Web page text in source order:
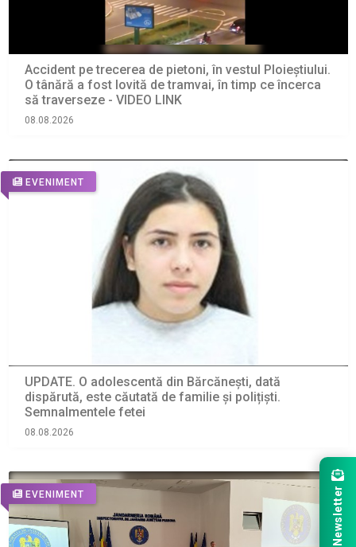
Accident pe trecerea de pietoni, în vestul Ploieștiului.
O tânără a fost lovită de tramvai, în timp ce încerca
să traverseze - VIDEO LINK
08.08.2026
EVENIMENT
UPDATE. O adolescentă din Bărcănești, dată
dispărută, este căutată de familie și polițiști.
Semnalmentele fetei
08.08.2026
EVENIMENT Newsletter